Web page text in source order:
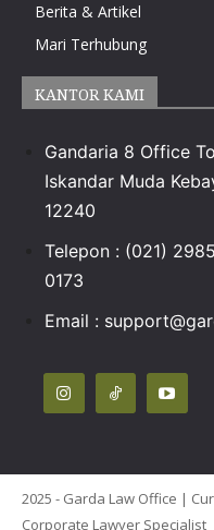
Berita & Artikel
Mari Terhubung
KANTOR KAMI
Gandaria 8 Office
Iskandar Muda
12240
Telepon : (021)
0173
Email :
2025 - Garda Law Office |
Corporate Lawyer Specialist